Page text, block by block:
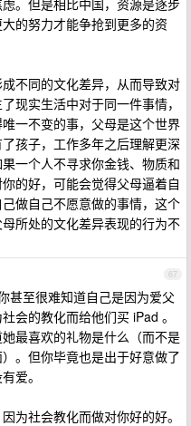
。但是相比中国，资源是逐步
的努力才能争抢到更多的资
不同的文化差异，从而导致对
现实生活中对于同一件事情，
一不变的事，父母是这个世界
孩子，工作多年之后理解更深
一个人不寻求你金钱、物质和
的好，可能会觉得父母逼着自
做自己不愿意做的事情，这个
所处的文化差异表现的行为不
67
甚至很难知道自己是因为爱父
会的教化而给他们买 iPad 。
最喜欢的礼物是什么（而不是
。但你毕竟也是出于好意做了
爱。
为社会教化而做对你好的好。